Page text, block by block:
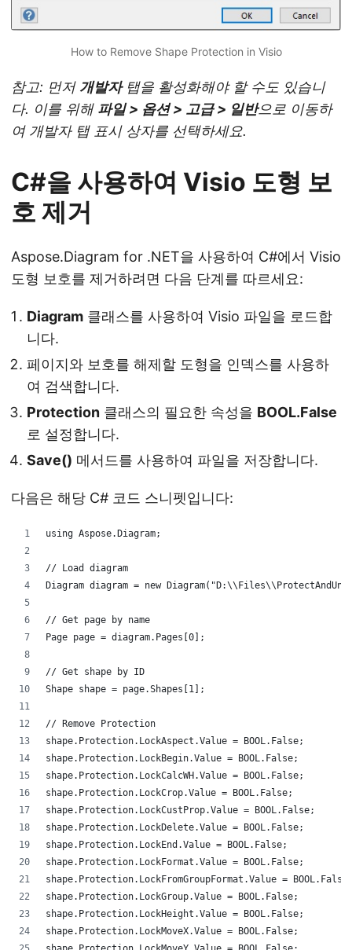
How to Remove Shape Protection in Visio
참고: 먼저 개발자탭을 활성화해야 할 수도 있습니
다. 이를 위해 파일 > 옵션 > 고급 > 일반으로 이동하
여 개발자 탭 표시 상자를 선택하세요.
C#을 사용하여 Visio 도형 보
호 제거
Aspose.Diagram for .NET을 사용하여 C#에서 Visio
도형 보호를 제거하려면 다음 단계를 따르세요:
Diagram 클래스를 사용하여 Visio 파일을 로드합
니다.
페이지와 보호를 해제할 도형을 인덱스를 사용하
여 검색합니다.
Protection 클래스의 필요한 속성을 BOOL.False
로 설정합니다.
Save() 메서드를 사용하여 파일을 저장합니다.
다음은 해당 C# 코드 스니펫입니다:
using Aspose.Diagram;
// Load diagram
Diagram diagram = new
// Get page by name
Page page = diagram.Pages[0];
// Get shape by ID
Shape shape = page.Shapes[1];
// Remove Protection
shape.Protection.LockAspect.Value = BOOL.False;
shape.Protection.LockBegin.Value = BOOL.False;
shape.Protection.LockCalcWH.Value = BOOL.False;
shape.Protection.LockCrop.Value = BOOL.False;
shape.Protection.LockCustProp.Value = BOOL.False;
shape.Protection.LockDelete.Value = BOOL.False;
shape.Protection.LockEnd.Value = BOOL.False;
shape.Protection.LockFormat.Value = BOOL.False;
shape.Protection.LockFromGroupFormat.Value =
shape.Protection.LockGroup.Value = BOOL.False;
shape.Protection.LockHeight.Value = BOOL.False;
shape.Protection.LockMoveX.Value = BOOL.False;